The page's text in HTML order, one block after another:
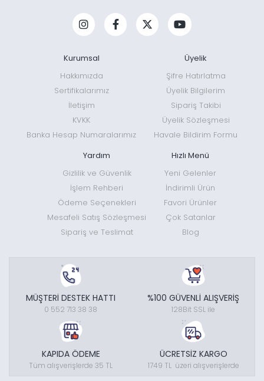
Kurumsal
Hakkımızda
Sertifikalarımız
İletişim
KVKK
Banka Hesap Numaralarımız
Üyelik
Şifre Hatırlatma
Üyelik Bilgilerim
Sipariş Takibi
Üyelik Sözleşmesi
Havale Bildirim Formu
Yardım
Gizlilik ve Güvenlik
İşlem Rehberi
Ödeme Seçenekleri
Mesafeli Satış Sözleşmesi
Sipariş ve Teslimat
Hızlı Menü
Yeni Gelenler
İndirimli Ürün
Favori Ürünler
Çok Satanlar
Blog
MÜŞTERİ DESTEK HATTI
0 552 713 38 38
%100 GÜVENLİ ALIŞVERİŞ
128Bit SSL ile
KAPIDA ÖDEME
Tüm alışverişlerde 35 TL
ÜCRETSİZ KARGO
1749 TL üzeri alışverişlerde